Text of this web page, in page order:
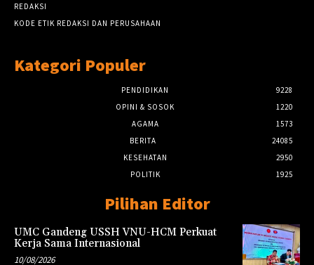
REDAKSI
KODE ETIK REDAKSI DAN PERUSAHAAN
Kategori Populer
PENDIDIKAN
9228
OPINI & SOSOK
1220
AGAMA
1573
BERITA
24085
KESEHATAN
2950
POLITIK
1925
Pilihan Editor
UMC Gandeng USSH VNU-HCM Perkuat
Kerja Sama Internasional
10/08/2026